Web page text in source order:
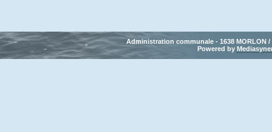
Administration communale - 1638 MORLON /
Powered by